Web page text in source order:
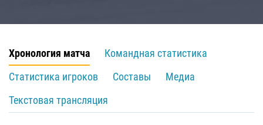
Хронология матча
Командная статистика
Статистика игроков
Составы
Медиа
Текстовая трансляция